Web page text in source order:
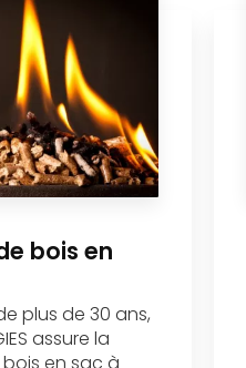
bois en
plus de 30 ans,
assure la
en sac à